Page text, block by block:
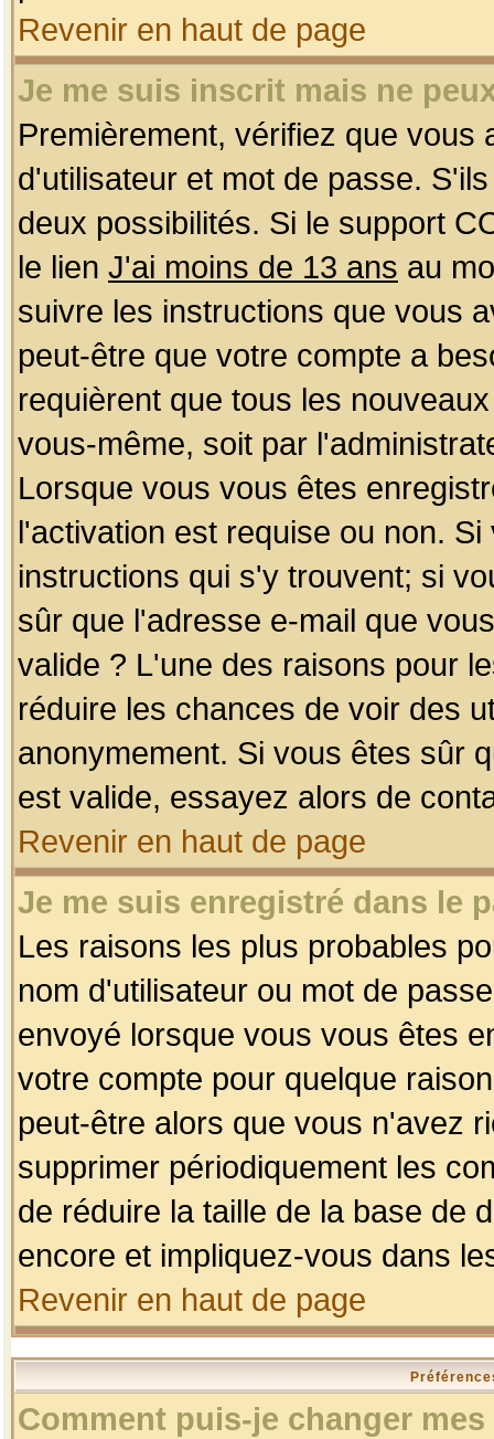
Revenir en haut de page
Je me suis inscrit mais ne
Premièrement, vérifiez que
d'utilisateur et mot de passe.
deux possibilités. Si le support
le lien J'ai moins de 13 ans au
suivre les instructions que vous
peut-être que votre compte a
requièrent que tous les
vous-même, soit par
Lorsque vous vous êtes
l'activation est requise ou non.
instructions qui s'y trouvent; si
sûr que l'adresse e-mail que
valide ? L'une des raisons pour
réduire les chances de voir des
anonymement. Si vous êtes sûr
est valide, essayez alors de
Revenir en haut de page
Je me suis enregistré dans le
Les raisons les plus probables
nom d'utilisateur ou mot de
envoyé lorsque vous vous êtes
votre compte pour quelque
peut-être alors que vous n'avez
supprimer périodiquement les
de réduire la taille de la base de
encore et impliquez-vous dans
Revenir en haut de page
Comment puis-je changer